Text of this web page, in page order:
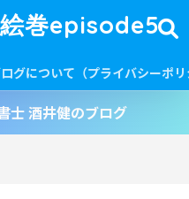
巻episode5
グについて（プライバシーポ
士 酒井健のブログ